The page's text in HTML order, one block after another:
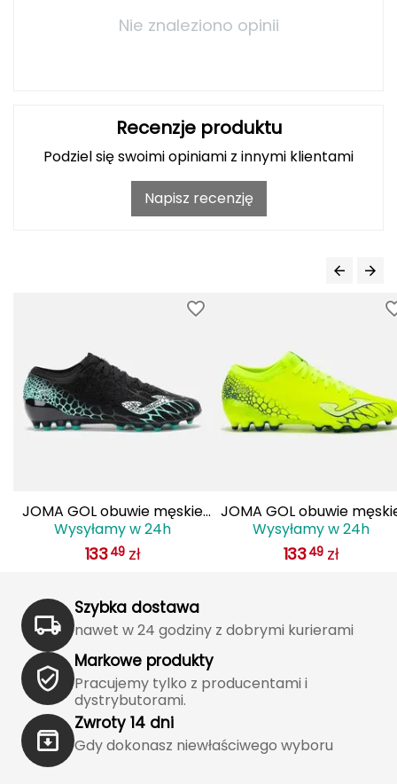
Hydro Flask
JOMA
Julbo
KILLTEC
KONG
Kari Traa
Karpos
Nie znaleziono opinii
Recenzje produktu
Podziel się swoimi opiniami z innymi klientami
Napisz recenzję
JOMA GOL obuwie męskie
do piłki nożnej lanki
GOLS2501AG czarne
Wysyłamy w 24h
13349 zł
JOMA GOL obuwie
do piłki nożnej lanki
GOLS2509AG żółte
Wysyłamy w 24h
13349 zł
Szybka dostawa
nawet w 24 godziny z dobrymi kurierami
Markowe produkty
Pracujemy tylko z producentami i
dystrybutorami.
Zwroty 14 dni
Gdy dokonasz niewłaściwego wyboru